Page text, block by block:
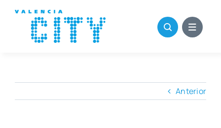
contenido
Anterior